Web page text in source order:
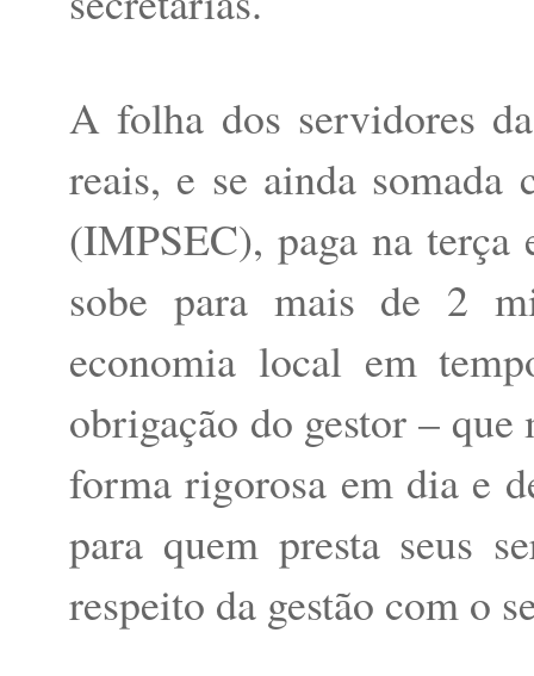
A folha dos servidores
reais, e se ainda
(IMPSEC), paga na
sobe para mais de 2
economia local em
obrigação do gestor –
forma rigorosa em dia e
para quem presta seus
respeito da gestão com o